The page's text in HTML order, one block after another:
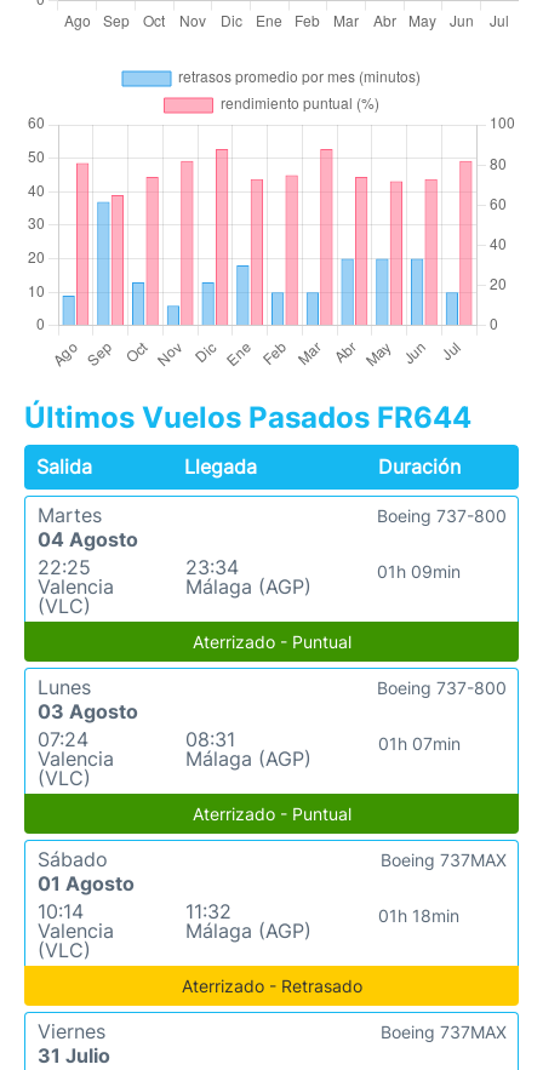
Últimos Vuelos Pasados FR644
Salida Llegada
Duración
Martes
04 Agosto
22:25
Valencia
(VLC)
23:34
Málaga (AGP)
01h 09min
Boeing 737-800
Aterrizado - Puntual
Lunes
03 Agosto
07:24
Valencia
(VLC)
08:31
Málaga (AGP)
01h 07min
Boeing 737-800
Aterrizado - Puntual
Sábado
01 Agosto
10:14
Valencia
(VLC)
11:32
Málaga (AGP)
01h 18min
Boeing 737MAX
Aterrizado - Retrasado
Viernes
31 Julio
Boeing 737MAX